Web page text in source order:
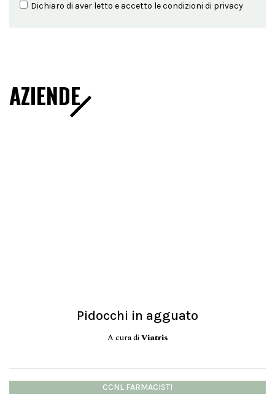
Dichiaro di aver letto e accetto le condizioni di privacy
AZIENDE
Pidocchi in agguato
A cura diViatris
CCNL FARMACISTI